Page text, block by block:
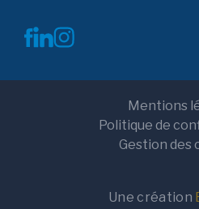
Mentions
Politique de
Gestion des
Une création